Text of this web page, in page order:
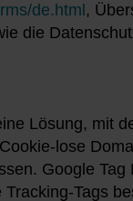
de.html ,
die
Lösung, mit
lose
Google
Tags